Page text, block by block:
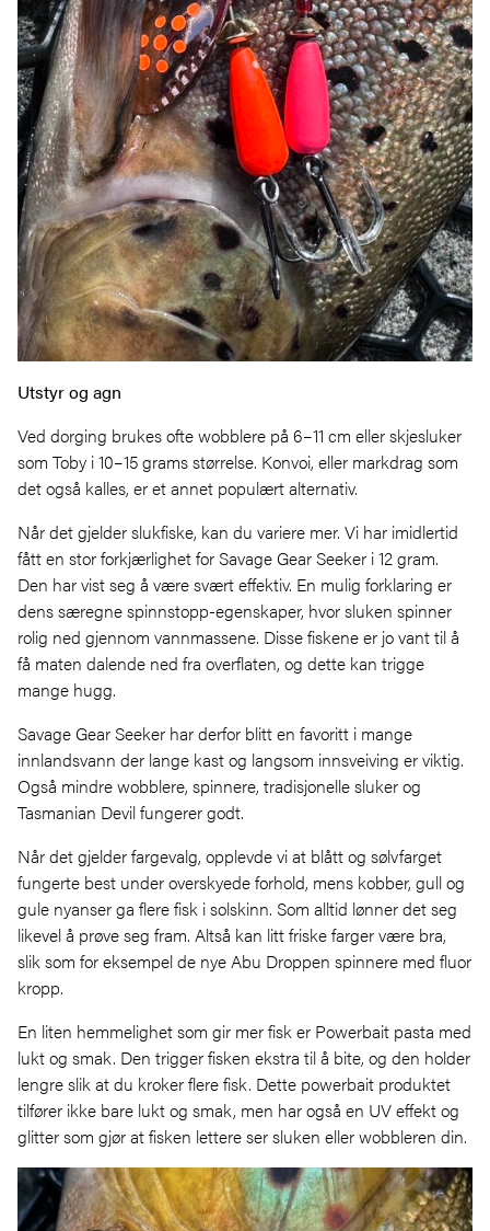
Utstyr og agn
Ved dorging brukes ofte wobblere på 6–11 cm eller skjesluker
som Toby i 10–15 grams størrelse. Konvoi, eller markdrag som
det også kalles, er et annet populært alternativ.
Når det gjelder slukfiske, kan du variere mer. Vi har imidlertid
fått en stor forkjærlighet for Savage Gear Seeker i 12 gram.
Den har vist seg å være svært effektiv. En mulig forklaring er
dens særegne spinnstopp-egenskaper, hvor sluken spinner
rolig ned gjennom vannmassene. Disse fiskene er jo vant til å
få maten dalende ned fra overflaten, og dette kan trigge
mange hugg.
Savage Gear Seeker har derfor blitt en favoritt i mange
innlandsvann der lange kast og langsom innsveiving er viktig.
Også mindre wobblere, spinnere, tradisjonelle sluker og
Tasmanian Devil fungerer godt.
Når det gjelder fargevalg, opplevde vi at blått og sølvfarget
fungerte best under overskyede forhold, mens kobber, gull og
gule nyanser ga flere fisk i solskinn. Som alltid lønner det seg
likevel å prøve seg fram. Altså kan litt friske farger være bra,
slik som for eksempel de nye Abu Droppen spinnere med fluor
kropp.
En liten hemmelighet som gir mer fisk er Powerbait pasta med
lukt og smak. Den trigger fisken ekstra til å bite, og den holder
lengre slik at du kroker flere fisk. Dette powerbait produktet
tilfører ikke bare lukt og smak, men har også en UV effekt og
glitter som gjør at fisken lettere ser sluken eller wobbleren din.